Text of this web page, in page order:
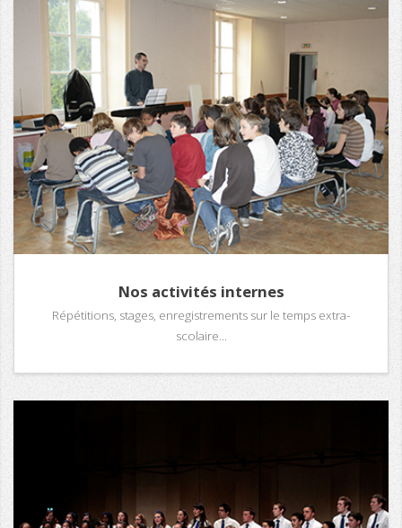
Nos activités internes
Répétitions, stages, enregistrements sur le temps extra-
scolaire...